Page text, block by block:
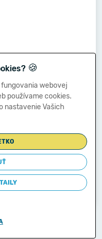
🍪
webovej
používame cookies.
nastavenie Vašich
2026